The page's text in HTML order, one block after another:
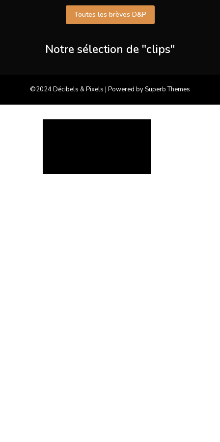
Toutes les brèves D&P
Notre sélection de "clips"
©2024 Décibels & Pixels | Powered by Superb Themes